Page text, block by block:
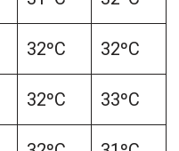
32ºC 32ºC
32ºC 33ºC